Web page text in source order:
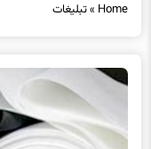
Home
»تبلیغات